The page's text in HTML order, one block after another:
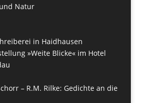
Natur
in Haidhausen
»Weite Blicke« im Hotel
– R.M. Rilke: Gedichte an die